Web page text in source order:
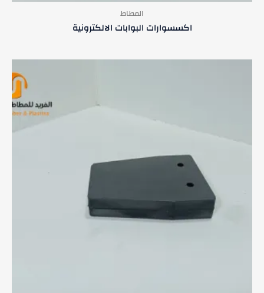
المطاط
اكسسوارات البوابات الالكترونية